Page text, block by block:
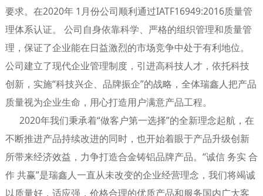
要求。在2020年 1月份公司顺利通过IATF16949:2016质量管
理体系认证。 公司自身依靠科学、严格的组织管理和质量管
理，保证了企业能在日益激烈的市场竞争中处于有利地位。
公司建立了现代企业管理制度，引进高科技人才，依托科技
创新，实施“科技兴企、品牌振企”的战略，全体瑞鑫人把产品
质量视为企业生命，用心打造用户满意产品工程。
2020年我们秉承着“做客户第一选择”的全新理念起航，在
不断推进产品持续改进的同时，也开始着眼于产品升级创新
所带来经济效益，力争打造合金铸铝品牌产品。“诚信 务实 合
作 共赢”是瑞鑫人一直从未改变的企业经营理念，我们将竭诚
以质量好，适应强，价格合理的优质产品和服务国内广大客